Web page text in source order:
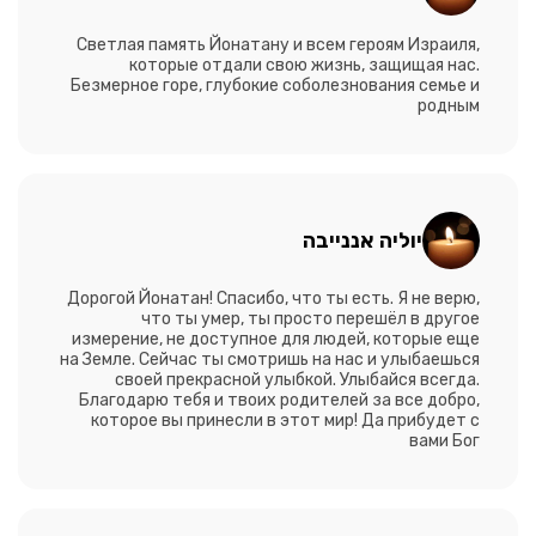
Светлая память Йонатану и всем героям Израиля,
которые отдали свою жизнь, защищая нас.
Безмерное горе, глубокие соболезнования семье и
родным
יוליה אננייבה
Дорогой Йонатан! Спасибо, что ты есть. Я не верю,
что ты умер, ты просто перешёл в другое
измерение, не доступное для людей, которые еще
на Земле. Сейчас ты смотришь на нас и улыбаешься
своей прекрасной улыбкой. Улыбайся всегда.
Благодарю тебя и твоих родителей за все добро,
которое вы принесли в этот мир! Да прибудет с
вами Бог